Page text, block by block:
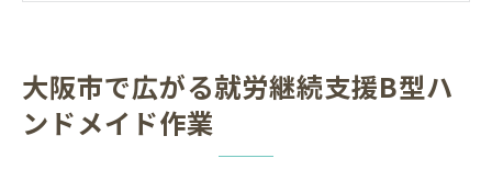
第一歩
就労継続支援B型事業所一覧を上手に活用す
大阪市で広がる就労継続支援B型ハ
ンドメイド作業